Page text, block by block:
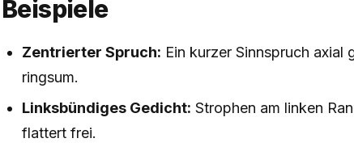
Beispiele
Zentrierter Spruch: Ein kurzer Sinnspruch
ringsum.
Linksbündiges Gedicht: Strophen am linken
flattert frei.